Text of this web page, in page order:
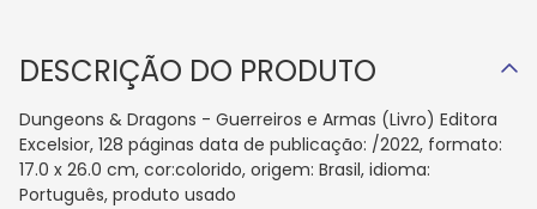
DESCRIÇÃO DO PRODUTO
Dungeons & Dragons - Guerreiros e Armas (Livro) Editora
Excelsior, 128 páginas data de publicação: /2022, formato:
17.0 x 26.0 cm, cor:colorido, origem: Brasil, idioma:
Português, produto usado